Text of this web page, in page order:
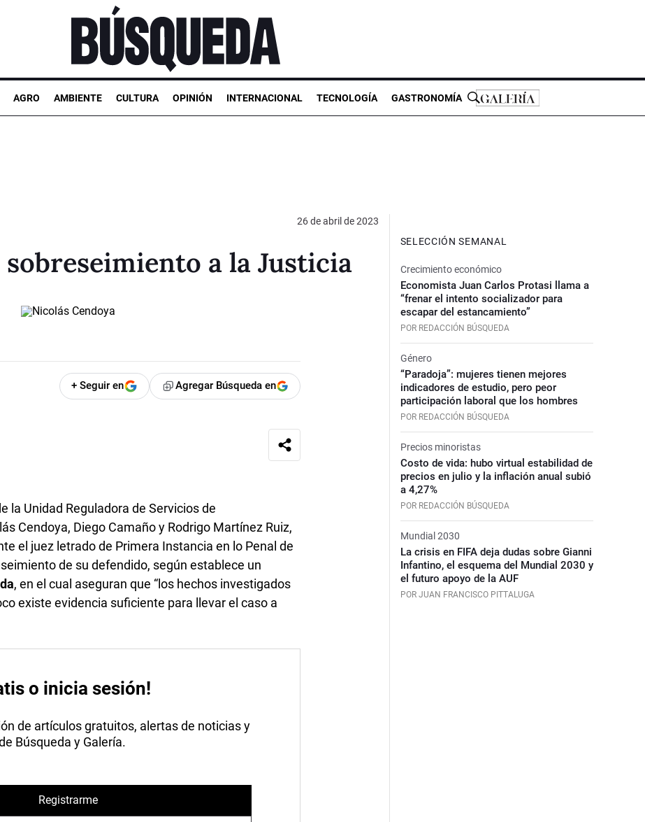
AGRO AMBIENTE CULTURA OPINIÓN INTERNACIONAL TECNOLOGÍA GASTRONOMÍA
26 de abril de 2023
a la Justicia
+ Seguir en Agregar Búsqueda en
la Unidad Reguladora de Servicios de
Cendoya, Diego Camaño y Rodrigo Martínez Ruiz,
el juez letrado de Primera Instancia en lo Penal de
de su defendido, según establece un
, en el cual aseguran que “los hechos investigados
existe evidencia suficiente para llevar el caso a
o inicia sesión!
de artículos gratuitos, alertas de noticias y
Búsqueda y Galería.
Registrarme
SELECCIÓN SEMANAL
Crecimiento económico
Economista Juan Carlos Protasi llama a
“frenar el intento socializador para
escapar del estancamiento”
POR REDACCIÓN BÚSQUEDA
Género
“Paradoja”: mujeres tienen mejores
indicadores de estudio, pero peor
participación laboral que los hombres
POR REDACCIÓN BÚSQUEDA
Precios minoristas
Costo de vida: hubo virtual estabilidad de
precios en julio y la inflación anual subió
a 4,27%
POR REDACCIÓN BÚSQUEDA
Mundial 2030
La crisis en FIFA deja dudas sobre Gianni
Infantino, el esquema del Mundial 2030 y
el futuro apoyo de la AUF
POR JUAN FRANCISCO PITTALUGA